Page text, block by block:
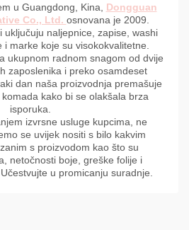
u Guangdong, Kina, Dongguan
Co., Ltd. osnovana je 2009.
uključuju naljepnice, zapise, washi
marke koje su visokokvalitetne.
ukupnom radnom snagom od dvije
zaposlenika i preko osamdeset
dan naša proizvodnja premašuje
kako bi se olakšala brza
isporuka.
izvrsne usluge kupcima, ne
se uvijek nositi s bilo kakvim
s proizvodom kao što su
netočnosti boje, greške folije i
u promicanju suradnje.